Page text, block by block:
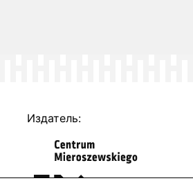
Издатель: